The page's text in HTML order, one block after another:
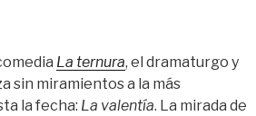
La ternura, el dramaturgo y
sin miramientos a la más
la fecha: La valentía. La mirada de